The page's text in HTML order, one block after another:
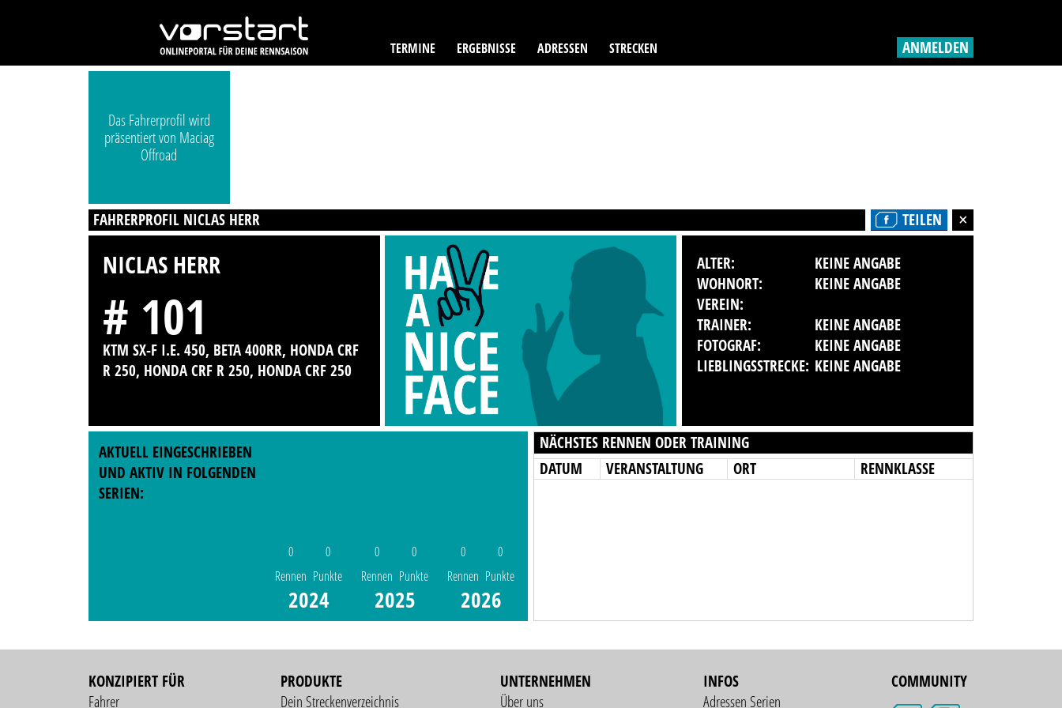
TERMINE ERGEBNISSE ADRESSEN STRECKEN ANMELDEN
Das Fahrerprofil wird
präsentiert von Maciag
Offroad
FAHRERPROFIL NICLAS HERR TEILEN
NICLAS HERR
# 101
KTM SX-F I.E. 450, BETA 400RR, HONDA CRF
R 250, HONDA CRF R 250, HONDA CRF 250
ALTER:
KEINE ANGABE
WOHNORT:
KEINE ANGABE
VEREIN:
TRAINER:
KEINE ANGABE
FOTOGRAF:
KEINE ANGABE
LIEBLINGSSTRECKE: KEINE ANGABE
AKTUELL EINGESCHRIEBEN
UND AKTIV IN FOLGENDEN
SERIEN:
0
Rennen
0
Punkte
2024
0
Rennen
0
Punkte
2025
0
Rennen
0
Punkte
2026
NÄCHSTES RENNEN ODER TRAINING
DATUM
VERANSTALTUNG ORT RENNKLASSE
KONZIPIERT FÜR
Fahrer
PRODUKTE
Dein Streckenverzeichnis
UNTERNEHMEN
Über uns
INFOS
Adressen Serien
COMMUNITY